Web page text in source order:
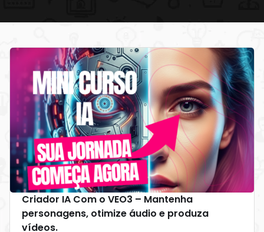
Criador IA Com o VEO3 – Mantenha
personagens, otimize áudio e produza
vídeos.